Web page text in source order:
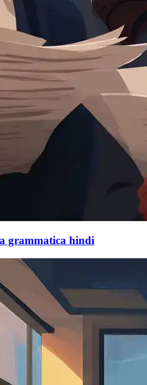
grammatica hindi